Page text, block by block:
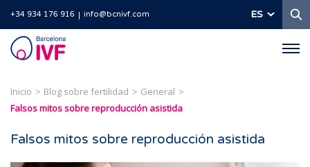
+34 934 176 916 info@bcnivf.com ES
Barcelona
IVF
Inicio Blog sobre fertilidad
General
Falsos mitos sobre reproducción asistida
Falsos mitos sobre reproducción asistida